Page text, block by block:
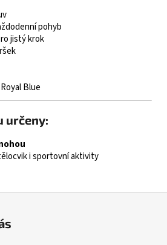
pohyb
jistý krok
Blue
určeny:
i sportovní aktivity